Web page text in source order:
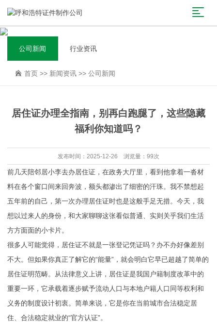
公司新闻 行业资讯
首页 >> 新闻资讯 >> 公司新闻
居住证办理全指南，别再白跑腿了，这些隐藏
福利你知道吗？
发布时间：2025-12-26 浏览量：99次
前几天陪邻居小李去办居住证，在政务大厅里，看到他拿着一沓材
料在各个窗口间来回奔波，额头都渗出了细密的汗珠。我不禁想起
五年前的自己，第一次办理居住证时也是这般手足无措。今天，我
想以过来人的身份，和大家聊聊这张看似普通、实则关乎我们生活
方方面面的小卡片。
很多人可能觉得，居住证不就是一张登记凭证吗？办不办好像差别
不大。但如果你真正了解它的“能量”，就会明白它早已超越了简单的
居住证明范畴。从法律意义上讲，居住证是我国户籍制度改革中的
重要一环，它承载着逐步赋予流动人口与本地户籍人口同等权利和
义务的制度设计初衷。简单来说，它是你在当前城市合法稳定居
住、合法稳定就业的“官方认证”。